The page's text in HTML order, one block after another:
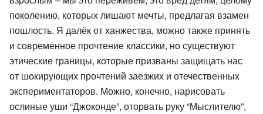
поколению, которых лишают мечты, предлагая взамен
пошлость. Я далёк от ханжества, можно также принять
и современное прочтение классики, но существуют
этические границы, которые призваны защищать нас
от шокирующих прочтений заезжих и отечественных
экспериментаторов. Можно, конечно, нарисовать
ослиные уши “Джоконде”, оторвать руку “Мыслителю”,